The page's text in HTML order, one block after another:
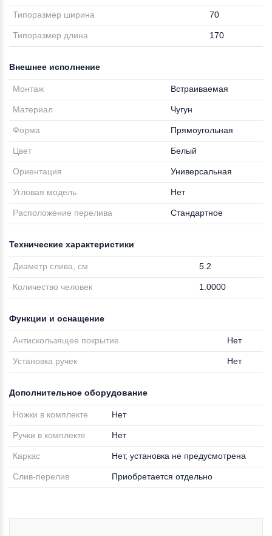
Типоразмер ширина 70
Типоразмер длина 170
Внешнее исполнение
Монтаж Встраиваемая
Материал Чугун
Форма Прямоугольная
Цвет Белый
Ориентация Универсальная
Угловая модель Нет
Расположение перелива Стандартное
Технические характеристики
Диаметр слива, см 5.2
Количество человек 1.0000
Функции и оснащение
Антискользящее покрытие Нет
Установка ручек Нет
Дополнительное оборудование
Ножки в комплекте Нет
Ручки в комплекте Нет
Каркас Нет, установка не предусмотрена
Слив-перелив Приобретается отдельно